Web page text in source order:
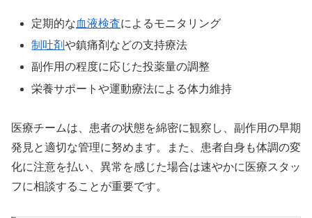
定期的な血液検査によるモニタリング
制吐剤や鎮痛剤などの支持療法
副作用の程度に応じた投薬量の調整
栄養サポートや運動療法による体力維持
医療チームは、患者の状態を綿密に観察し、副作用の早期
発見と適切な管理に努めます。また、患者自身も体調の変
化に注意を払い、異常を感じた場合は速やかに医療スタッ
フに相談することが重要です。